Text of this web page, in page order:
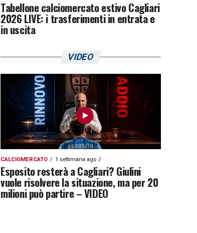
Tabellone calciomercato estivo Cagliari
2026 LIVE: i trasferimenti in entrata e
in uscita
VIDEO
CALCIOMERCATO 1 settimana ago
Esposito resterà a Cagliari? Giulini
vuole risolvere la situazione, ma per 20
milioni può partire – VIDEO